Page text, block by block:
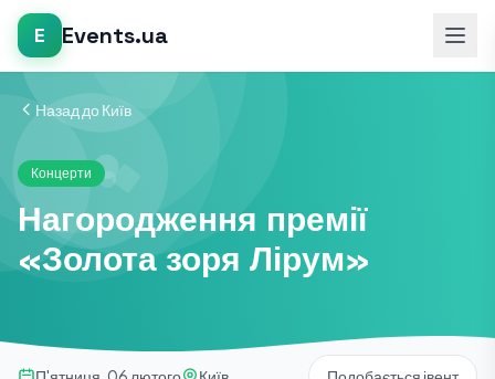
E Events.ua
Назад до Київ
Концерти
Нагородження премії
«Золота зоря Лірум»